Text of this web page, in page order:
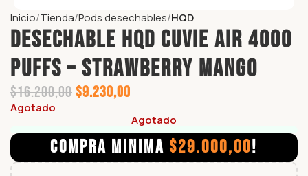
Inicio Tienda Pods desechables HQD
DESECHABLE HQD CUVIE AIR 4000
PUFFS – STRAWBERRY MANGO
$16.200,00$9.230,00
Agotado
Agotado
COMPRA MINIMA $29.000,00!